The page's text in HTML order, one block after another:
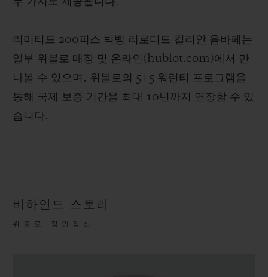
리미티드 200피스 빅뱅 리로디드 킬리안 음바페는
일부 위블로 매장 및 온라인(hublot.com)에서 만
나볼 수 있으며, 위블로의 5+5 워런티 프로그램을
통해 국제 보증 기간을 최대 10년까지 연장할 수 있
습니다.
비하인드 스토리
위블로 장인정신